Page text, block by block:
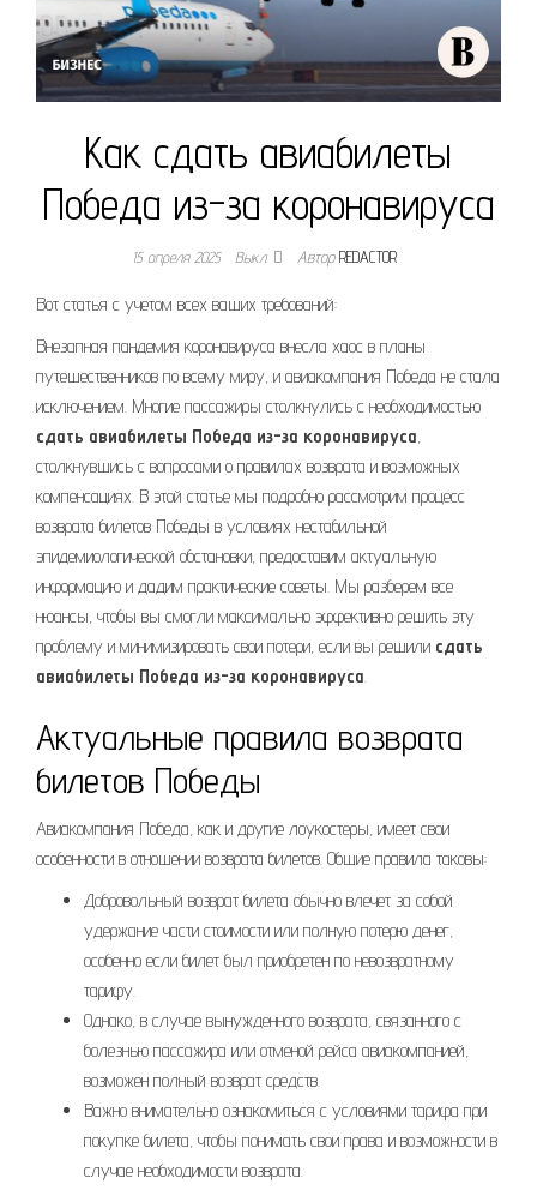
Как сдать авиабилеты
Победа из-за коронавируса
15 апреля 2025 Выкл. АвторREDACTOR
Вот статья с учетом всех ваших требований:
Внезапная пандемия коронавируса внесла хаос в планы
путешественников по всему миру, и авиакомпания Победа не стала
исключением. Многие пассажиры столкнулись с необходимостью
сдать авиабилеты Победа из-за коронавируса,
столкнувшись с вопросами о правилах возврата и возможных
компенсациях. В этой статье мы подробно рассмотрим процесс
возврата билетов Победы в условиях нестабильной
эпидемиологической обстановки, предоставим актуальную
информацию и дадим практические советы. Мы разберем все
нюансы, чтобы вы смогли максимально эффективно решить эту
проблему и минимизировать свои потери, если вы решили сдать
авиабилеты Победа из-за коронавируса.
Актуальные правила возврата
билетов Победы
Авиакомпания Победа, как и другие лоукостеры, имеет свои
особенности в отношении возврата билетов. Общие правила таковы:
Добровольный возврат билета обычно влечет за собой
удержание части стоимости или полную потерю денег,
особенно если билет был приобретен по невозвратному
тарифу.
Однако, в случае вынужденного возврата, связанного с
болезнью пассажира или отменой рейса авиакомпанией,
возможен полный возврат средств.
Важно внимательно ознакомиться с условиями тарифа при
покупке билета, чтобы понимать свои права и возможности в
случае необходимости возврата.